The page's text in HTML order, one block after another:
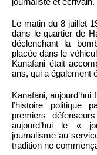
Le matin du 8 juillet
dans le quartier de
déclenchant la
placée dans le
Kanafani était
ans, qui a également
Kanafani,
l’histoire politique
premiers
aujourd’hui le «
journalisme au
tradition ne